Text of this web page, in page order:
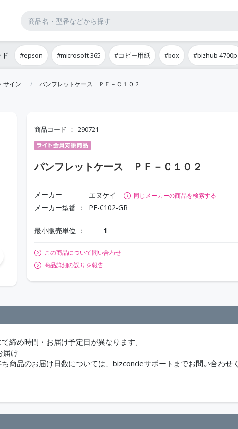
#epson #microsoft 365 #コピー用紙 #box #bizhub 4700p
サイン パンフレットケース ＰＦ－Ｃ１０２
商品コード 290721
パンフレットケース ＰＦ－Ｃ１０２
メーカー エヌケイ 同じメーカーの商品を検索する
メーカー型番 PF-C102-GR
最小販売単位 1
この商品について問い合わせ
商品詳細の誤りを報告
締め時間・お届け予定日が異なります。
届け
商品のお届け日数については、bizconcieサポートまでお問い合わせく